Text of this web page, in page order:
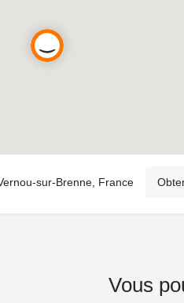
sur-Brenne, France
Vous